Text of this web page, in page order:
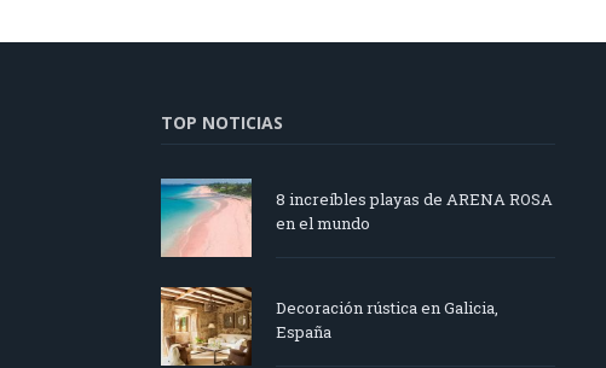
TOP NOTICIAS
8 increíbles playas de ARENA ROSA
en el mundo
Decoración rústica en Galicia,
España